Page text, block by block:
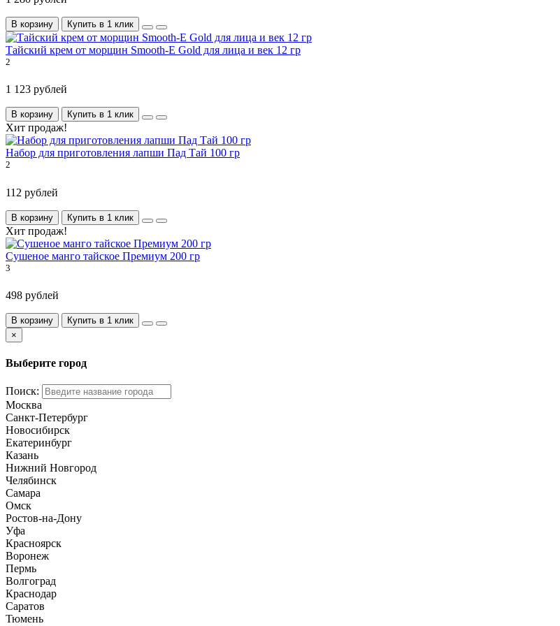
В корзину Купить в 1 клик
Тайский крем от морщин Smooth-E Gold для лица и век 12 гр
2
1 123 рублей
В корзину Купить в 1 клик
Хит продаж!
Набор для приготовления лапши Пад Тай 100 гр
2
112 рублей
В корзину Купить в 1 клик
Хит продаж!
Сушеное манго тайское Премиум 200 гр
3
498 рублей
В корзину
Купить в 1 клик
×
Выберите город
Поиск:
Москва
Санкт-Петербург
Новосибирск
Екатеринбург
Казань
Нижний Новгород
Челябинск
Самара
Омск
Ростов-на-Дону
Уфа
Красноярск
Воронеж
Пермь
Волгоград
Краснодар
Саратов
Тюмень